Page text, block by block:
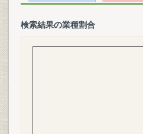
検索結果の業種割合